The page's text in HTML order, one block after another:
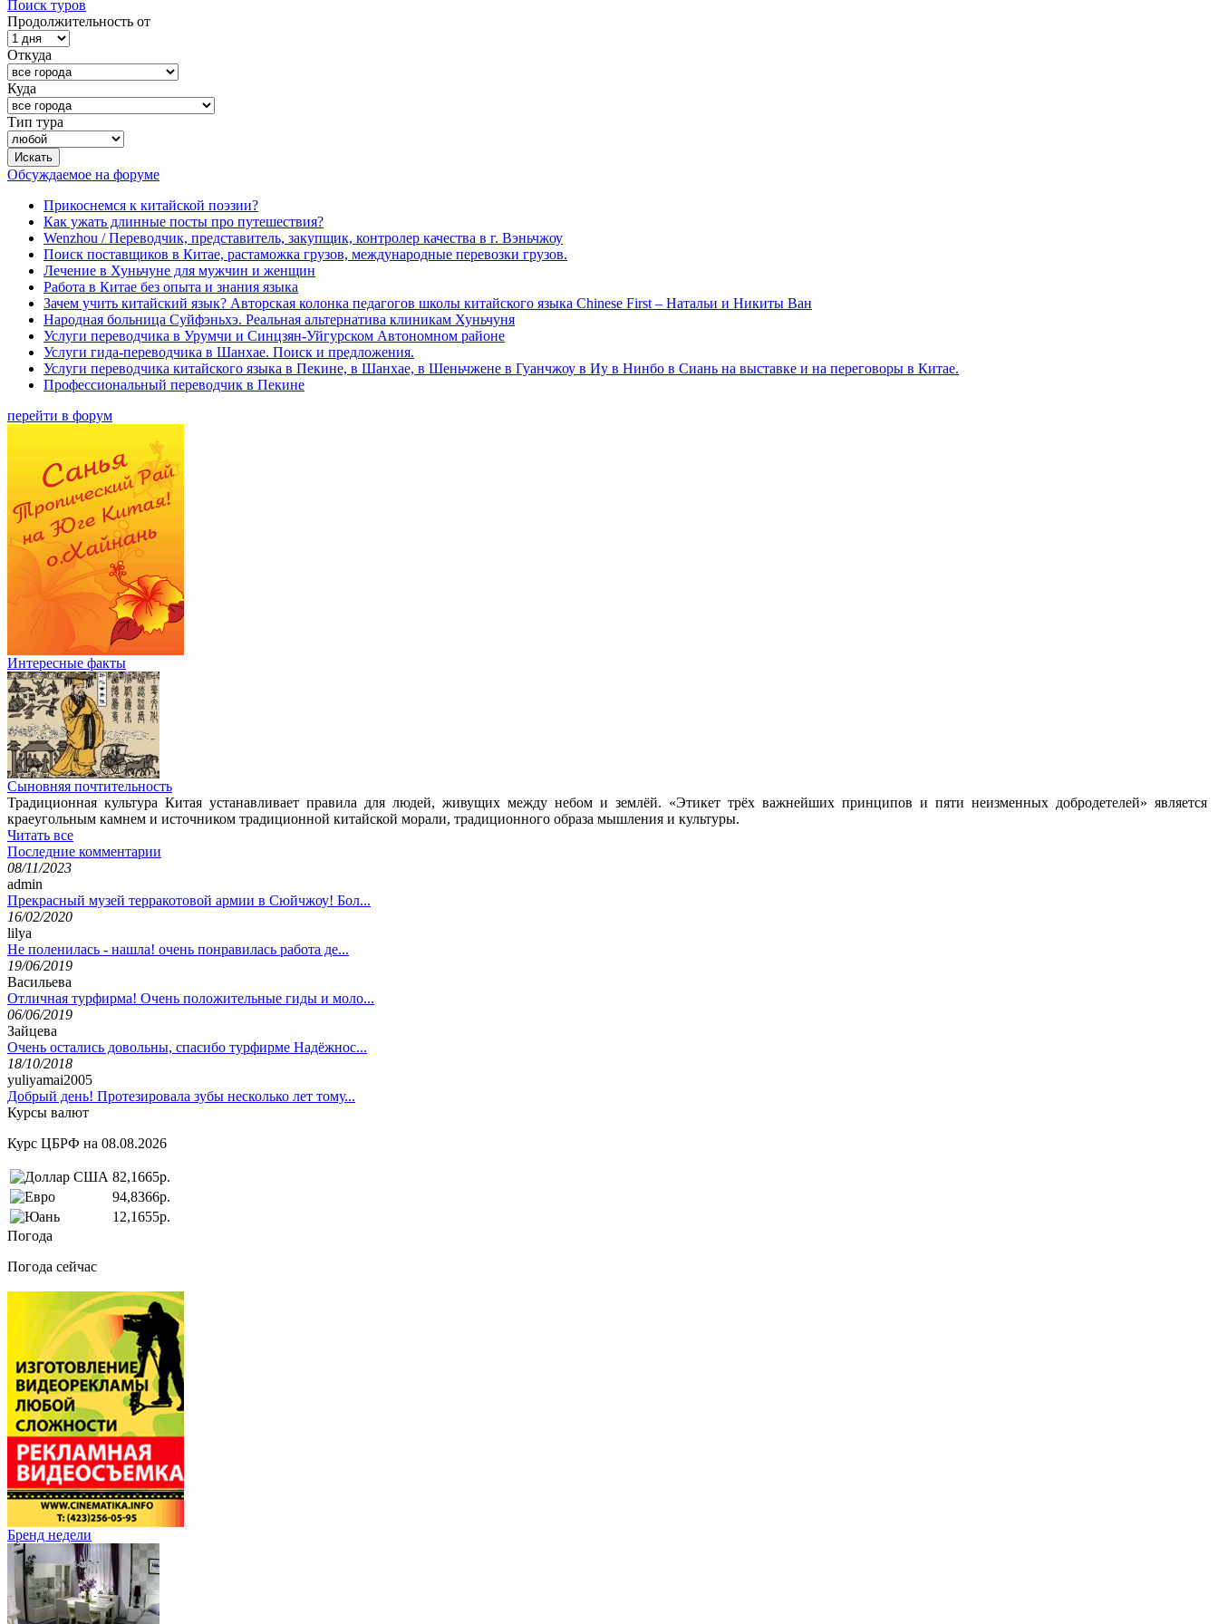
Поиск туров
Продолжительность от
Откуда
Куда
Тип тура
Обсуждаемое на форуме
Прикоснемся к китайской поэзии?
Как ужать длинные посты про путешествия?
Wenzhou / Переводчик, представитель, закупщик, контролер качества в г. Вэньчжоу
Поиск поставщиков в Китае, растаможка грузов, международные перевозки грузов.
Лечение в Хуньчуне для мужчин и женщин
Работа в Китае без опыта и знания языка
Зачем учить китайский язык? Авторская колонка педагогов школы китайского языка Chinese First – Натальи и Никиты Ван
Народная больница Суйфэньхэ. Реальная альтернатива клиникам Хуньчуня
Услуги переводчика в Урумчи и Синцзян-Уйгурском Автономном районе
Услуги гида-переводчика в Шанхае. Поиск и предложения.
Услуги переводчика китайского языка в Пекине, в Шанхае, в Шеньчжене в Гуанчжоу в Иу в Нинбо в Сиань на выставке и на переговоры в Китае.
Профессиональный переводчик в Пекине
перейти в форум
Интересные факты
Сыновняя почтительность
Традиционная культура Китая устанавливает правила для людей, живущих между небом и землёй. «Этикет трёх важнейших принципов и пяти неизменных добродетелей» является
краеугольным камнем и источником традиционной китайской морали, традиционного образа мышления и культуры.
Читать все
Последние комментарии
08/11/2023
admin
Прекрасный музей терракотовой армии в Сюйчжоу! Бол...
16/02/2020
lilya
Не поленилась - нашла! очень понравилась работа де...
19/06/2019
Васильева
Отличная турфирма! Очень положительные гиды и моло...
06/06/2019
Зайцева
Очень остались довольны, спасибо турфирме Надёжнос...
18/10/2018
yuliyamai2005
Добрый день! Протезировала зубы несколько лет тому...
Курсы валют
Курс ЦБРФ на 08.08.2026
82,1665р.
94,8366р.
12,1655р.
Погода
Погода сейчас
Бренд недели